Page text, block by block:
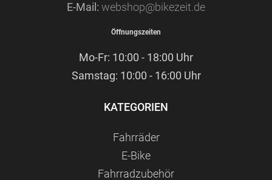
E-Mail: webshop@bikezeit.de
Öffnungszeiten
Mo-Fr: 10:00 - 18:00 Uhr
Samstag: 10:00 - 16:00 Uhr
KATEGORIEN
Fahrräder
E-Bike
Fahrradzubehör